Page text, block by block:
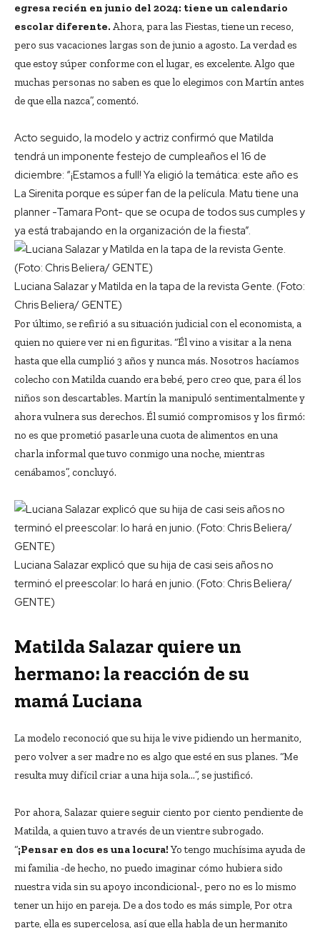
egresa recién en junio del 2024: tiene un calendario
escolar diferente. Ahora, para las Fiestas, tiene un receso,
pero sus vacaciones largas son de junio a agosto. La verdad es
que estoy súper conforme con el lugar, es excelente. Algo que
muchas personas no saben es que lo elegimos con Martín antes
de que ella nazca”, comentó.
Acto seguido, la modelo y actriz confirmó que Matilda
tendrá un imponente festejo de cumpleaños el 16 de
diciembre: “¡Estamos a full! Ya eligió la temática: este año es
La Sirenita porque es súper fan de la película. Matu tiene una
planner -Tamara Pont- que se ocupa de todos sus cumples y
ya está trabajando en la organización de la fiesta”.
Luciana Salazar y Matilda en la tapa de la revista Gente. (Foto:
Chris Beliera/ GENTE)
Por último, se refirió a su situación judicial con el economista, a
quien no quiere ver ni en figuritas. “Él vino a visitar a la nena
hasta que ella cumplió 3 años y nunca más. Nosotros hacíamos
colecho con Matilda cuando era bebé, pero creo que, para él los
niños son descartables. Martín la manipuló sentimentalmente y
ahora vulnera sus derechos. Él sumió compromisos y los firmó:
no es que prometió pasarle una cuota de alimentos en una
charla informal que tuvo conmigo una noche, mientras
cenábamos”, concluyó.
Luciana Salazar explicó que su hija de casi seis años no
terminó el preescolar: lo hará en junio. (Foto: Chris Beliera/
GENTE)
Matilda Salazar quiere un
hermano: la reacción de su
mamá Luciana
La modelo reconoció que su hija le vive pidiendo un hermanito,
pero volver a ser madre no es algo que esté en sus planes. “Me
resulta muy difícil criar a una hija sola…”, se justificó.
Por ahora, Salazar quiere seguir ciento por ciento pendiente de
Matilda, a quien tuvo a través de un vientre subrogado.
“¡Pensar en dos es una locura!Yo tengo muchísima ayuda de
mi familia -de hecho, no puedo imaginar cómo hubiera sido
nuestra vida sin su apoyo incondicional-, pero no es lo mismo
tener un hijo en pareja. De a dos todo es más simple, Por otra
parte, ella es supercelosa, así que ella habla de un hermanito